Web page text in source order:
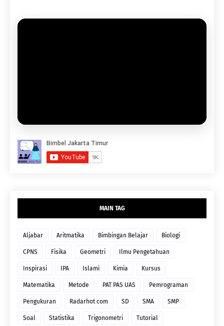
MAIN TAG
Aljabar Aritmatika Bimbingan Belajar Biologi
CPNS Fisika Geometri Ilmu Pengetahuan
Inspirasi IPA Islami Kimia Kursus
Matematika Metode PAT PAS UAS Pemrograman
Pengukuran Radarhot com SD SMA SMP
Soal Statistika Trigonometri Tutorial